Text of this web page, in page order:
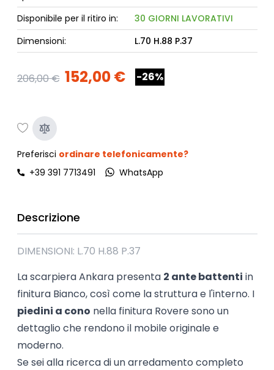
Disponibile per il ritiro in:
30 GIORNI LAVORATIVI
Dimensioni:
L.70 H.88 P.37
206,00 € 152,00 € -26%
Preferisci ordinare telefonicamente?
+39 391 7713491
WhatsApp
Descrizione
DIMENSIONI: L.70 H.88 P.37
La scarpiera Ankara presenta 2 ante battenti in
finitura Bianco, così come la struttura e l'interno. I
piedini a cono nella finitura Rovere sono un
dettaglio che rendono il mobile originale e
moderno.
Se sei alla ricerca di un arredamento completo